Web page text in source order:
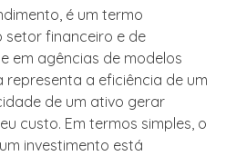
é um termo
setor financeiro e de
em agências de modelos
representa a eficiência de um
de um ativo gerar
custo. Em termos simples, o
investimento está